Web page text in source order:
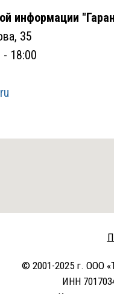
информации
35
- 18:00
© 2001-2025 г. ООО
ИНН